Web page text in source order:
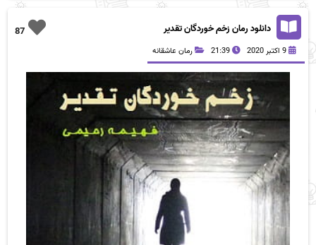
87 دانلود رمان زخم خوردگان تقدیر
9 اکتبر 2020 21:39 رمان عاشقانه